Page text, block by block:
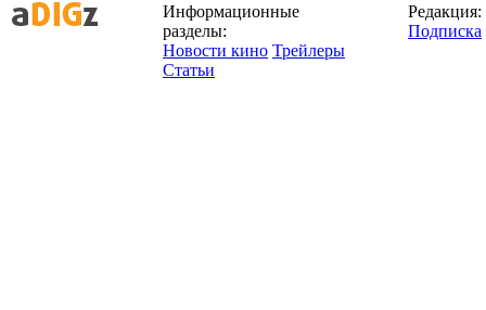
Информационные
разделы:
Новости кино Трейлеры
Статьи
Редакция:
Подписка